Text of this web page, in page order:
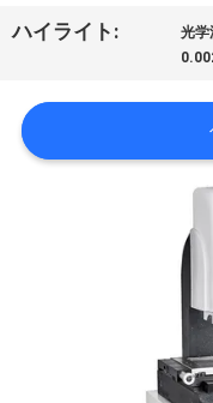
旅
品
ハイライト: 光学